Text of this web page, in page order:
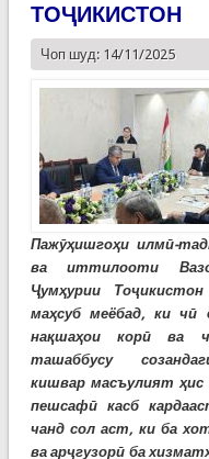
ТОҶИКИСТОН
Чоп шуд: 14/11/2025
Пажӯҳишгоҳи илмӣ-
ва иттилооти
Ҷумҳурии
маҳсуб меёбад, ки чӣ
нақшаҳои корӣ ва
ташаббусу
кишвар масъулият ҳис
пешсафӣ касб
чанд сол аст, ки ба
ва арҷгузорӣ ба